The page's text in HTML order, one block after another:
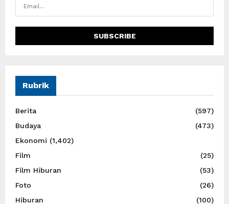
Rubrik
Berita
(597)
Budaya
(473)
Ekonomi (1,402)
Film
(25)
Film Hiburan
(53)
Foto
(26)
Hiburan
(100)